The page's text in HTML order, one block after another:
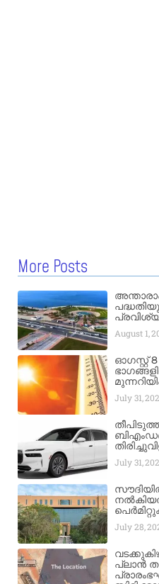
More Posts
August 1,
ഓഗസ്റ്റ്
July 31,
July 31,
നൽകിയത്
July 28,
പ്ലാൻ